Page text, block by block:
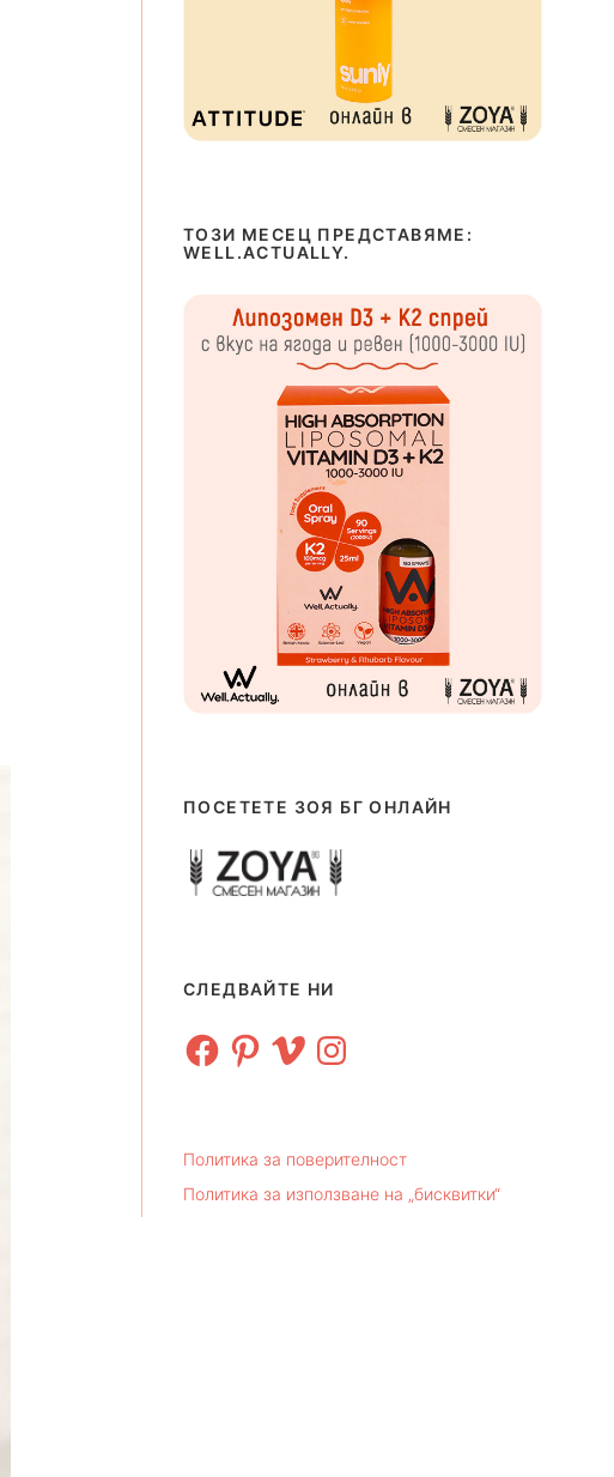
ТОЗИ МЕСЕЦ ПРЕДСТАВЯМЕ:
WELL.ACTUALLY.
ПОСЕТЕТЕ ЗОЯ БГ ОНЛАЙН
СЛЕДВАЙТЕ НИ
FacebookPinterest
Vimeo Instagram
Политика за поверителност
Политика за използване на „бисквитки“